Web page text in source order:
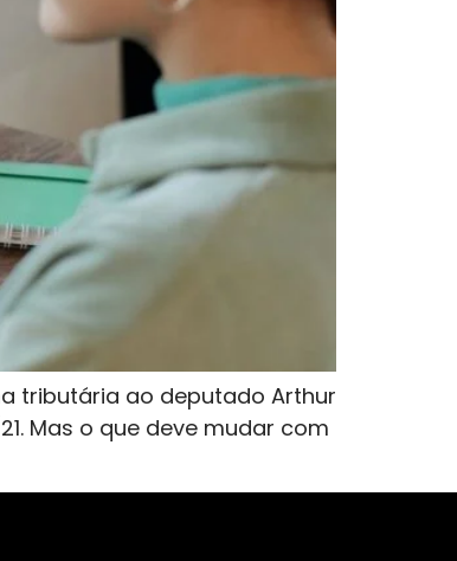
tributária ao deputado Arthur
Mas o que deve mudar com